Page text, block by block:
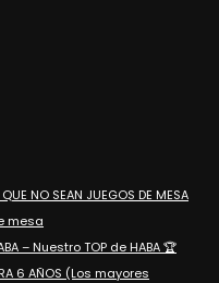
NO SEAN JUEGOS DE MESA
mesa
– Nuestro TOP de HABA 🏆
6 AÑOS (Los mayores